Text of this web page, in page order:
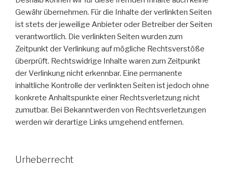
Gewähr übernehmen. Für die Inhalte der verlinkten Seiten
ist stets der jeweilige Anbieter oder Betreiber der Seiten
verantwortlich. Die verlinkten Seiten wurden zum
Zeitpunkt der Verlinkung auf mögliche Rechtsverstöße
überprüft. Rechtswidrige Inhalte waren zum Zeitpunkt
der Verlinkung nicht erkennbar. Eine permanente
inhaltliche Kontrolle der verlinkten Seiten ist jedoch ohne
konkrete Anhaltspunkte einer Rechtsverletzung nicht
zumutbar. Bei Bekanntwerden von Rechtsverletzungen
werden wir derartige Links umgehend entfernen.
Urheberrecht